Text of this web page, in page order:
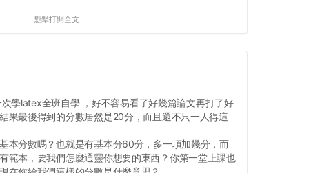
點擊打開全文
學latex全班自學 ，好不容易看了好幾篇論文再打了好
果最後得到的分數居然是20分，而且還不只一人得這
本分數嗎？也就是有基本分60分，多一項加幾分，而
範本，要我們怎麼通靈你想要的東西？你第一堂上課也